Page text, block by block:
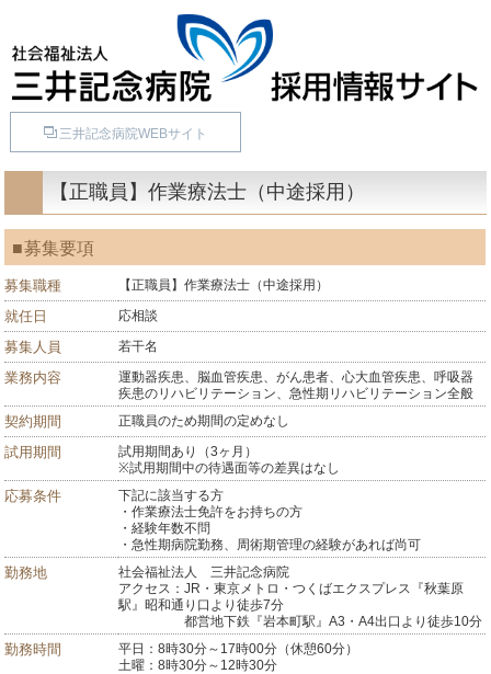
三井記念病院WEBサイト
【正職員】作業療法士（中途採用）
募集要項
募集職種 【正職員】作業療法士（中途採用）
就任日 応相談
募集人員 若干名
業務内容
運動器疾患、脳血管疾患、がん患者、心大血管疾患、呼吸器
疾患のリハビリテーション、急性期リハビリテーション全般
契約期間 正職員のため期間の定めなし
試用期間
試用期間あり（3ヶ月）
※試用期間中の待遇面等の差異はなし
応募条件
下記に該当する方
・作業療法士免許をお持ちの方
・経験年数不問
・急性期病院勤務、周術期管理の経験があれば尚可
勤務地
社会福祉法人 三井記念病院
アクセス：JR・東京メトロ・つくばエクスプレス『秋葉原
駅』昭和通り口より徒歩7分
都営地下鉄『岩本町駅』A3・A4出口より徒歩10分
勤務時間
平日：8時30分～17時00分（休憩60分）
土曜：8時30分～12時30分